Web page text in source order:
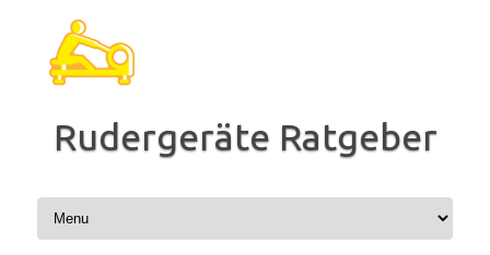
springen
Rudergeräte Ratgeber